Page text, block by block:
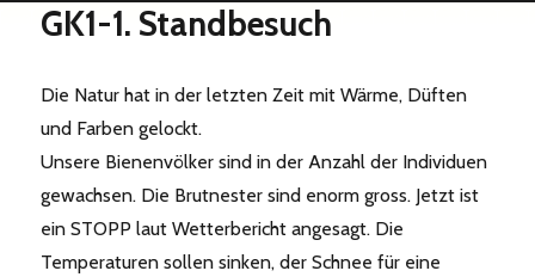
GK1-1. Standbesuch
Die Natur hat in der letzten Zeit mit Wärme, Düften
und Farben gelockt.
Unsere Bienenvölker sind in der Anzahl der Individuen
gewachsen. Die Brutnester sind enorm gross. Jetzt ist
ein STOPP laut Wetterbericht angesagt. Die
Temperaturen sollen sinken, der Schnee für eine